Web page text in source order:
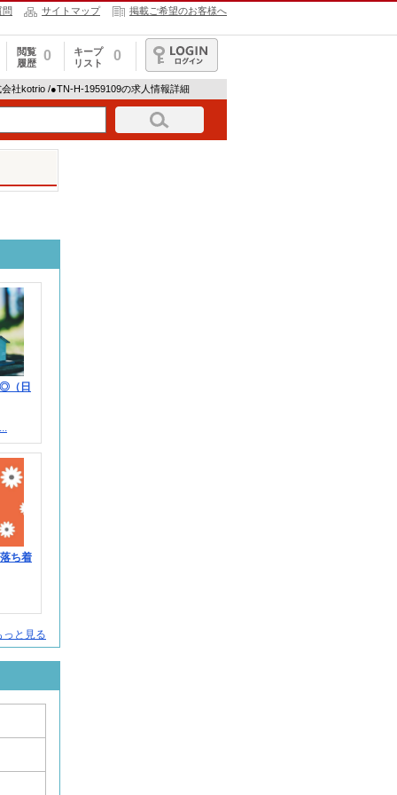
問 サイトマップ 掲載ご希望のお客様へ
閲覧
履歴
0
キープ
リスト
0
ログイン
社kotrio /●TN-H-1959109の求人情報詳細
（日
ち着
と見る